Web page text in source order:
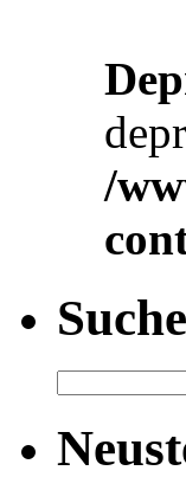
/